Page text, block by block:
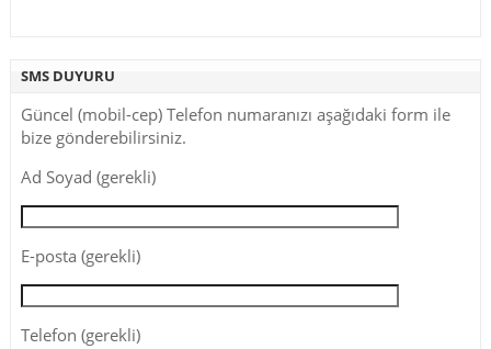
SMS DUYURU
Güncel (mobil-cep) Telefon numaranızı aşağıdaki form ile
bize gönderebilirsiniz.
Ad Soyad (gerekli)
E-posta (gerekli)
Telefon (gerekli)